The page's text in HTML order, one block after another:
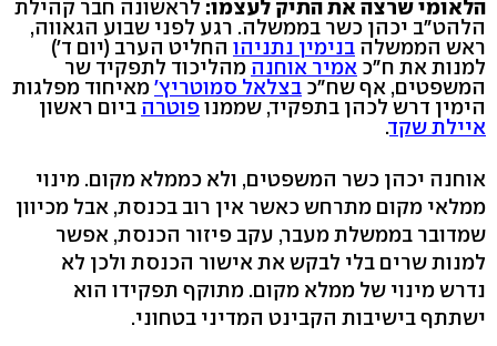
הלאומי שרצה את התיק לעצמו: לראשונה חבר קהילת
הלהט"ב יכהן כשר בממשלה. רגע לפני שבוע הגאווה,
ראש הממשלה בנימין נתניהו החליט הערב (יום ד')
למנות את ח"כ אמיר אוחנה מהליכוד לתפקיד שר
המשפטים, אף שח"כ בצלאל סמוטריץ'מאיחוד מפלגות
הימין דרש לכהן בתפקיד, שממנופוטרה ביום ראשון
איילת שקד.
אוחנה יכהן כשר המשפטים, ולא כממלא מקום. מינוי
ממלאי מקום מתרחש כאשר אין רוב בכנסת, אבל מכיוון
שמדובר בממשלת מעבר, עקב פיזור הכנסת, אפשר
למנות שרים בלי לבקש את אישור הכנסת ולכן לא
נדרש מינוי של ממלא מקום. מתוקף תפקידו הוא
ישתתף בישיבות הקבינט המדיני בטחוני.